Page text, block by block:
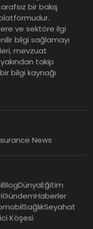
bir bakış
platformudur.
ve sektöre ilgi
bilgi sağlamayı
mevzuat
takip
bilgi kaynağı
News
BlogDünyaEğitim
GündemHaberler
SağlıkSeyahat
Köşesi